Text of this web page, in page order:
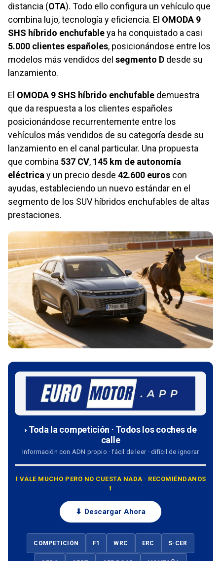
distancia (OTA). Todo ello configura un vehículo que
combina lujo, tecnología y eficiencia. El OMODA 9
SHS híbrido enchufableya ha conquistado a casi
5.000 clientes españoles, posicionándose entre los
modelos más vendidos del segmento D desde su
lanzamiento.
El OMODA 9 SHS híbrido enchufable demuestra
que da respuesta a los clientes españoles
posicionándose recurrentemente entre los
vehículos más vendidos de su categoría desde su
lanzamiento en el canal particular. Una propuesta
que combina 537 CV, 145 km de autonomía
eléctrica y un precio desde 42.600 euros con
ayudas, estableciendo un nuevo estándar en el
segmento de los SUV híbridos enchufables de altas
prestaciones.
› Toda la competición · Todos los coches de
calle
Información con ADN propio · fácil de leer · difícil de ignorar
⭡ VALE MUCHO PERO NO CUESTA NADA · RECOMIÉNDANOS
⭡
⬇ Descargar Ahora
COMPETICIÓN F1 WRC ERC S-CER